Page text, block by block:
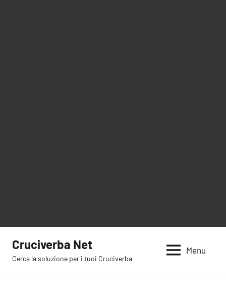
contenuto
Cruciverba Net
Cerca la soluzione per i tuoi Cruciverba
Menu